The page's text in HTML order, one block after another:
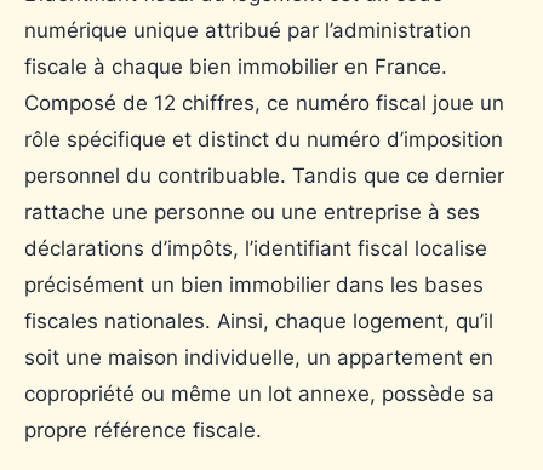
numérique unique attribué par l’administration
fiscale à chaque bien immobilier en France.
Composé de 12 chiffres, ce numéro fiscal joue un
rôle spécifique et distinct du numéro d’imposition
personnel du contribuable. Tandis que ce dernier
rattache une personne ou une entreprise à ses
déclarations d’impôts, l’identifiant fiscal localise
précisément un bien immobilier dans les bases
fiscales nationales. Ainsi, chaque logement, qu’il
soit une maison individuelle, un appartement en
copropriété ou même un lot annexe, possède sa
propre référence fiscale.